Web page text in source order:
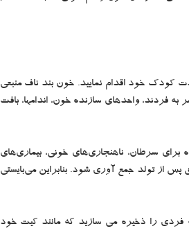
کودک خود اقدام نمایید. خون بند ناف منبعی
فردند، واحدهای سازنده خون، اندامها، بافت
برای سرطان، ناهنجاری‌های خونی، بیماری‌های
پس از تولد جمع آوری شود. بنابراین می‌بایستی
فردی را ذخیره می سازید که مانند کیت خود